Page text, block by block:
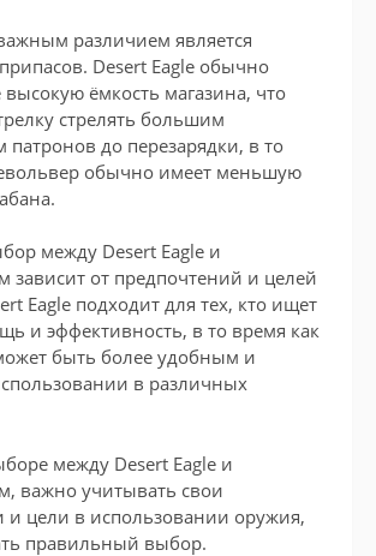
различием является
Desert Eagle обычно
высокую ёмкость магазина, что
стрелять большим
патронов до перезарядки, в то
обычно имеет меньшую
между Desert Eagle и
зависит от предпочтений и целей
Eagle подходит для тех, кто ищет
и эффективность, в то время как
быть более удобным и
в различных
между Desert Eagle и
важно учитывать свои
и цели в использовании оружия,
правильный выбор.